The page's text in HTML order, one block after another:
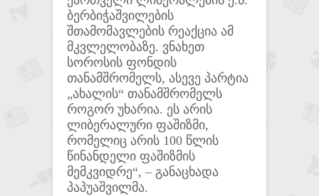
ბერბიჭაშვილების
შთამომავლების რეაქცია ამ
მკვლელობაზე. ვნახეთ
სოროსის ფონდის
თანამშრომელს, ასევე პარტია
„ახალის“ თანამშრომელს
როგორ უხარია. ეს არის
ლიბერალური ფაშიზმი,
რომელიც არის 100 წლის
წინანდელი ფაშიზმის
მემკვიდრე“, – განაცხადა
პაპუაშვილმა.